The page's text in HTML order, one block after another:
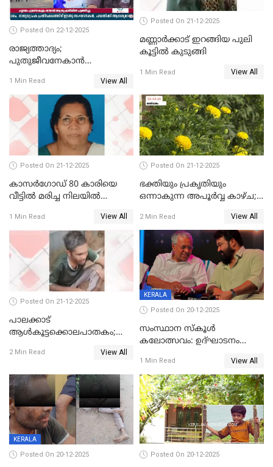
Posted On 22-12-2025
രാജ്യത്താദ്യം;
പുതുജീവനേകാൻ
എറണാകുളം സർക്കാർ
ജനറൽ
ആശുപത്രിയിലെത്തിച്ചു
1 Min Read View All
Posted On 21-12-2025
മണ്ണാർക്കാട് ഇറങ്ങിയ പുലി
കൂട്ടിൽ കുടുങ്ങി
1 Min Read View All
Posted On 21-12-2025
കാസർഗോഡ് 80 കാരിയെ
വീട്ടിൽ മരിച്ച നിലയിൽ
1 Min Read View All
Posted On 21-12-2025
ഭക്തിയും പ്രകൃതിയും
ഒന്നാകുന്ന അപൂര്‍വ്വ കാഴ്ച;
കാഴ്ചാനുഭവമൊരുക്കി
ശബരീ നന്ദനം
2 Min Read View All
Posted On 21-12-2025
പാലക്കാട്‌
ആൾകൂട്ടക്കൊലപാതകം;
ഊർജ്ജിതമാക്കിമാക്കി
2 Min Read View All
KERALA
Posted On 20-12-2025
സംസ്ഥാന സ്കൂൾ
കലോത്സവം: ഉദ്ഘാടനം
മുഖ്യാതിഥിയായി
മോഹൻലാൽ
1 Min Read View All
KERALA
Posted On 20-12-2025 Posted On 20-12-2025